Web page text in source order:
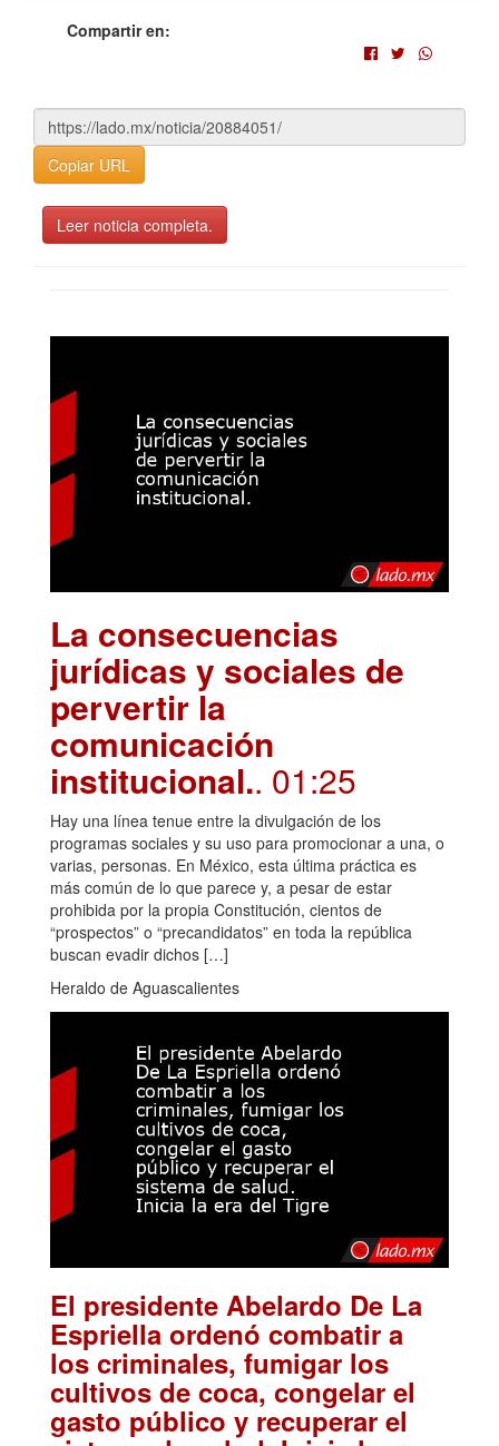
Compartir en:
Copiar URL
Leer noticia completa.
La consecuencias
jurídicas y sociales de
pervertir la
comunicación
institucional.. 01:25
Hay una línea tenue entre la divulgación de los
programas sociales y su uso para promocionar a una, o
varias, personas. En México, esta última práctica es
más común de lo que parece y, a pesar de estar
prohibida por la propia Constitución, cientos de
“prospectos” o “precandidatos” en toda la república
buscan evadir dichos […]
Heraldo de Aguascalientes
El presidente Abelardo De La
Espriella ordenó combatir a
los criminales, fumigar los
cultivos de coca, congelar el
gasto público y recuperar el